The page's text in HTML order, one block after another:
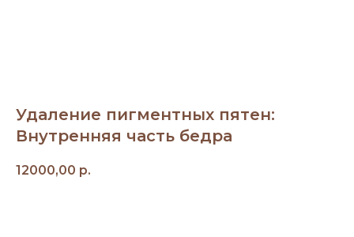
Удаление пигментных пятен:
Внутренняя часть бедра
12000,00 р.